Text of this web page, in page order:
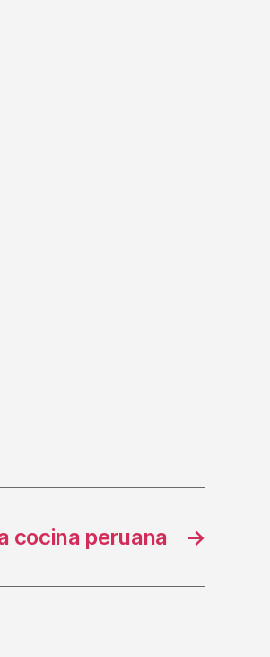
→
cocina peruana